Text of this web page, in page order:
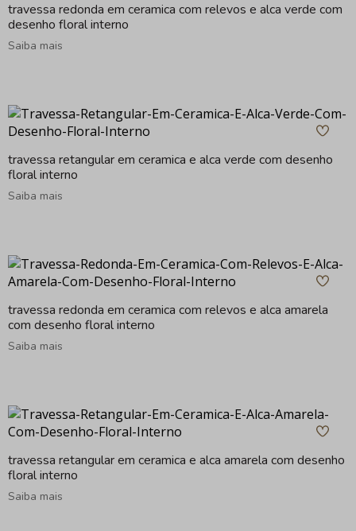
travessa redonda em ceramica com relevos e alca verde com
desenho floral interno
Saiba mais
travessa retangular em ceramica e alca verde com desenho
floral interno
Saiba mais
travessa redonda em ceramica com relevos e alca amarela
com desenho floral interno
Saiba mais
travessa retangular em ceramica e alca amarela com desenho
floral interno
Saiba mais